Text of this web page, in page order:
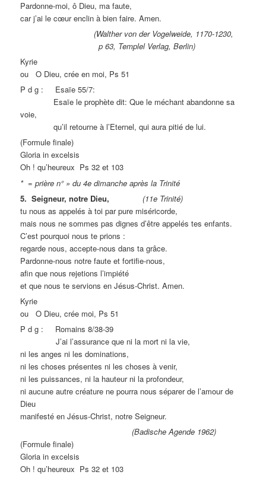
Pardonne-moi, ô Dieu, ma faute,
car j’ai le cœur enclin à bien faire. Amen.
(Walther von der Vogelweide, 1170-1230,
p 63, Templel Verlag, Berlin)
Kyrie
ou O Dieu, crée en moi, Ps 51
P d g : Esaïe 55/7:
Esaïe le prophète dit: Que le méchant abandonne sa
voie,
qu’il retourne à l’Eternel, qui aura pitié de lui.
(Formule finale)
Gloria in excelsis
Oh ! qu’heureux Ps 32 et 103
* = prière n° » du 4e dimanche après la Trinité
5. Seigneur, notre Dieu,
(11e Trinité)
tu nous as appelés à toi par pure miséricorde,
mais nous ne sommes pas dignes d’être appelés tes enfants.
C’est pourquoi nous te prions :
regarde nous, accepte-nous dans ta grâce.
Pardonne-nous notre faute et fortifie-nous,
afin que nous rejetions l’impiété
et que nous te servions en Jésus-Christ. Amen.
Kyrie
ou O Dieu, crée moi, Ps 51
P d g : Romains 8/38-39
J’ai l’assurance que ni la mort ni la vie,
ni les anges ni les dominations,
ni les choses présentes ni les choses à venir,
ni les puissances, ni la hauteur ni la profondeur,
ni aucune autre créature ne pourra nous séparer de l’amour de
Dieu
manifesté en Jésus-Christ, notre Seigneur.
(Badische Agende 1962)
(Formule finale)
Gloria in excelsis
Oh ! qu’heureux Ps 32 et 103